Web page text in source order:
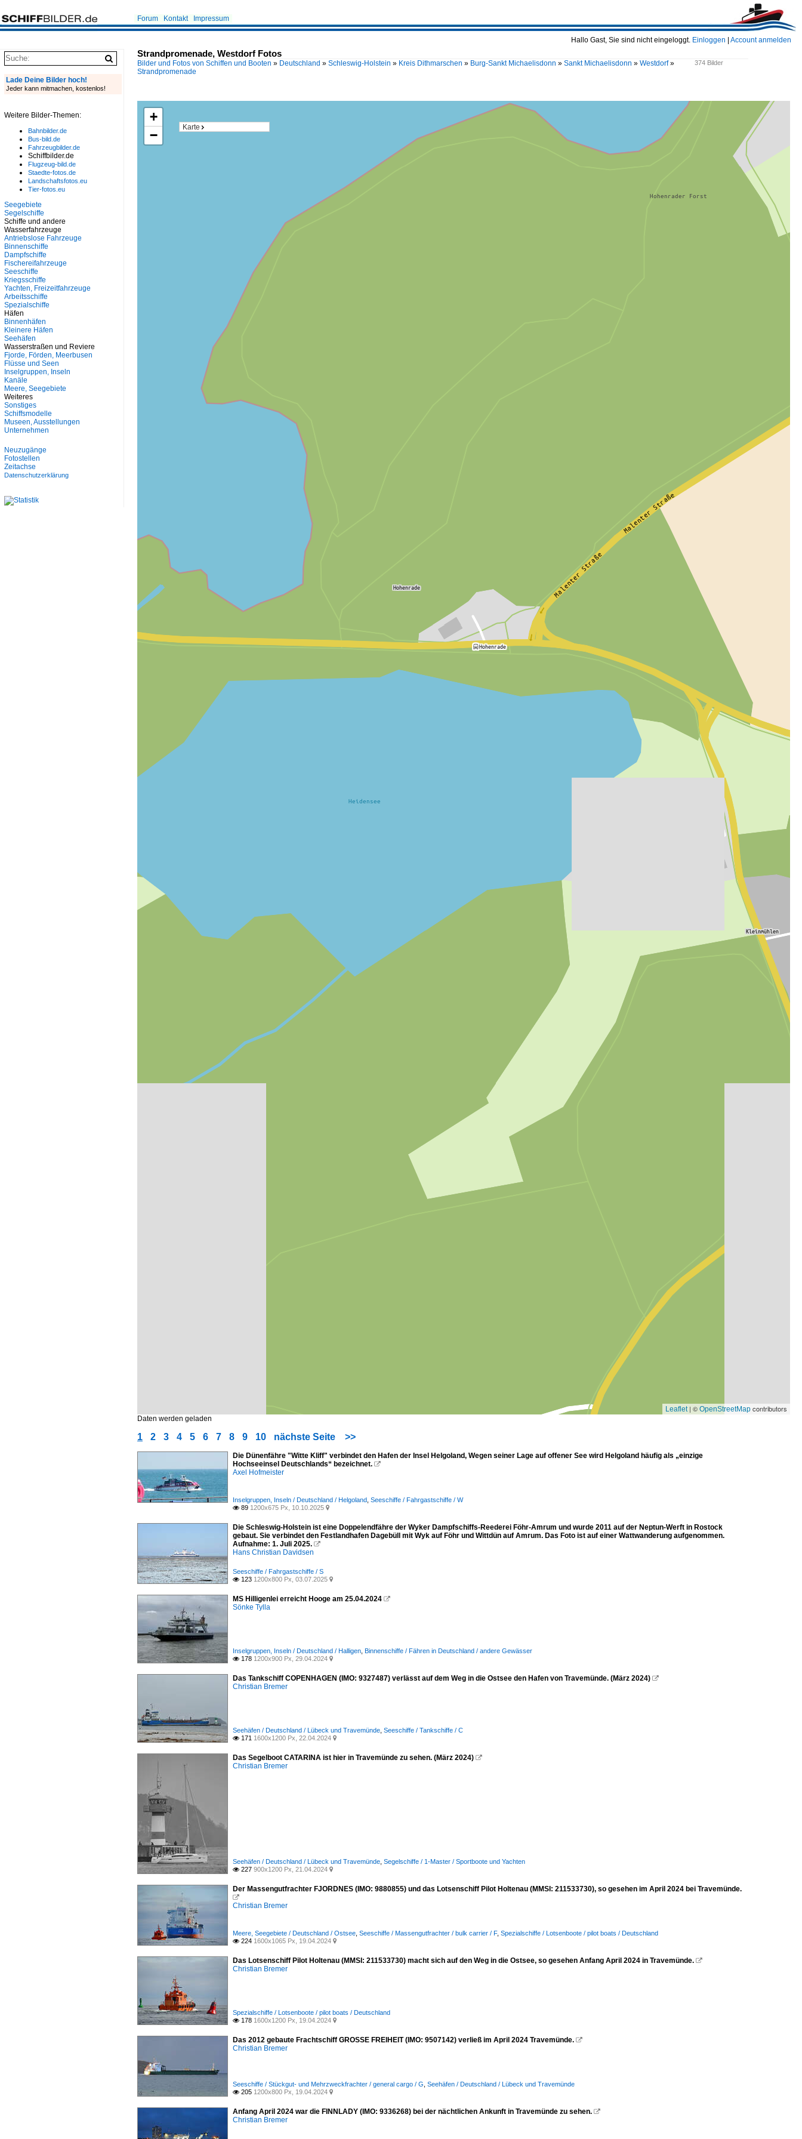
Hallo Gast, Sie sind nicht eingeloggt. Einloggen Account anmelden
Forum Kontakt Impressum
Strandpromenade, Westdorf Fotos
374 Bilder
Bilder und Fotos von Schiffen und Booten » Deutschland » Schleswig-Holstein » Kreis Dithmarschen » Burg-Sankt Michaelisdonn » Sankt Michaelisdonn » Westdorf»
Strandpromenade
Karte
+
−
Leaflet| © OpenStreetMap contributors
Daten werden geladen
1 2 3 4 5 6 7 8 9 10 nächste Seite >>
Die Dünenfähre "Witte Kliff" verbindet den Hafen der Insel Helgoland, Wegen seiner Lage auf offener See wird Helgoland häufig als „einzige
Hochseeinsel Deutschlands“ bezeichnet. 
Axel Hofmeister
Inselgruppen, Inseln / Deutschland / Helgoland Seeschiffe / Fahrgastschiffe / W
 89 1200x675 Px, 10.10.2025 
Die Schleswig-Holstein ist eine Doppelendfähre der Wyker Dampfschiffs-Reederei Föhr-Amrum und wurde 2011 auf der Neptun-Werft in Rostock
gebaut. Sie verbindet den Festlandhafen Dagebüll mit Wyk auf Föhr und Wittdün auf Amrum. Das Foto ist auf einer Wattwanderung aufgenommen.
Aufnahme: 1. Juli 2025. 
Hans Christian Davidsen
Seeschiffe / Fahrgastschiffe / S
 123 1200x800 Px, 03.07.2025 
MS Hilligenlei erreicht Hooge am 25.04.2024 
Sönke Tylla
Inselgruppen, Inseln / Deutschland / Halligen Binnenschiffe / Fähren in Deutschland / andere Gewässer
 178 1200x900 Px, 29.04.2024 
Das Tankschiff COPENHAGEN (IMO: 9327487) verlässt auf dem Weg in die Ostsee den Hafen von Travemünde. (März 2024) 
Christian Bremer
Seehäfen / Deutschland / Lübeck und Travemünde Seeschiffe / Tankschiffe / C
 171 1600x1200 Px, 22.04.2024 
Das Segelboot CATARINA ist hier in Travemünde zu sehen. (März 2024) 
Christian Bremer
Seehäfen / Deutschland / Lübeck und Travemünde Segelschiffe / 1-Master / Sportboote und Yachten
 227 900x1200 Px, 21.04.2024 
Der Massengutfrachter FJORDNES (IMO: 9880855) und das Lotsenschiff Pilot Holtenau (MMSI: 211533730), so gesehen im April 2024 bei Travemünde.

Christian Bremer
Meere, Seegebiete / Deutschland / Ostsee Seeschiffe / Massengutfrachter / bulk carrier / F, Spezialschiffe / Lotsenboote / pilot boats / Deutschland
 224 1600x1065 Px, 19.04.2024 
Das Lotsenschiff Pilot Holtenau (MMSI: 211533730) macht sich auf den Weg in die Ostsee, so gesehen Anfang April 2024 in Travemünde. 
Christian Bremer
Spezialschiffe / Lotsenboote / pilot boats / Deutschland
 178 1600x1200 Px, 19.04.2024 
Das 2012 gebaute Frachtschiff GROSSE FREIHEIT (IMO: 9507142) verließ im April 2024 Travemünde. 
Christian Bremer
Seeschiffe / Stückgut- und Mehrzweckfrachter / general cargo / G Seehäfen / Deutschland / Lübeck und Travemünde
 205 1200x800 Px, 19.04.2024 
Anfang April 2024 war die FINNLADY (IMO: 9336268) bei der nächtlichen Ankunft in Travemünde zu sehen. 
Christian Bremer
Lade Deine Bilder hoch!
Jeder kann mitmachen, kostenlos!
Weitere Bilder-Themen:
Bahnbilder.de
Bus-bild.de
Fahrzeugbilder.de
Schiffbilder.de
Flugzeug-bild.de
Staedte-fotos.de
Landschaftsfotos.eu
Tier-fotos.eu
Seegebiete
Segelschiffe
Schiffe und andere
Wasserfahrzeuge
Antriebslose Fahrzeuge
Binnenschiffe
Dampfschiffe
Fischereifahrzeuge
Seeschiffe
Kriegsschiffe
Yachten, Freizeitfahrzeuge
Arbeitsschiffe
Spezialschiffe
Häfen
Binnenhäfen
Kleinere Häfen
Seehäfen
Wasserstraßen und Reviere
Fjorde, Förden, Meerbusen
Flüsse und Seen
Inselgruppen, Inseln
Kanäle
Meere, Seegebiete
Weiteres
Sonstiges
Schiffsmodelle
Museen, Ausstellungen
Unternehmen
Neuzugänge
Fotostellen
Zeitachse
Datenschutzerklärung